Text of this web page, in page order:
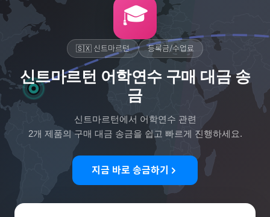
🎓
🇸🇽 신트마르턴 등록금/수업료
신트마르턴 어학연수 구매 대금 송
금
신트마르턴에서 어학연수 관련
2개 제품의 구매 대금 송금을 쉽고 빠르게 진행하세요.
지금 바로 송금하기